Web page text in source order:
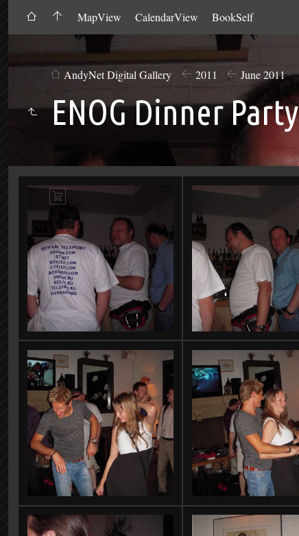
MapView CalendarView BookSelf
AndyNet Digital Gallery 2011 June 2011
ENOG Dinner Party
to
Cart